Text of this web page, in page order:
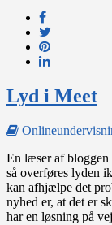
Lyd i Meet
En læser af
så overføres lyden
kan afhjælpe det
nyhed er, at det er
har en løsning på